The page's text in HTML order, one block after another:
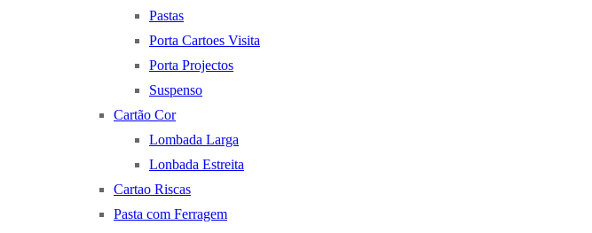
Pastas
Porta Cartoes Visita
Porta Projectos
Suspenso
Cartão Cor
Lombada Larga
Lonbada Estreita
Cartao Riscas
Pasta com Ferragem